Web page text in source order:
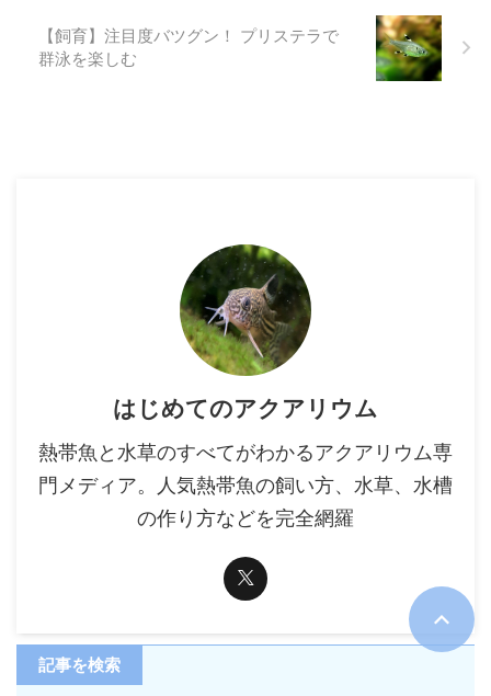
【飼育】注目度バツグン！ プリステラで
群泳を楽しむ
はじめてのアクアリウム
熱帯魚と水草のすべてがわかるアクアリウム専
門メディア。人気熱帯魚の飼い方、水草、水槽
の作り方などを完全網羅
記事を検索